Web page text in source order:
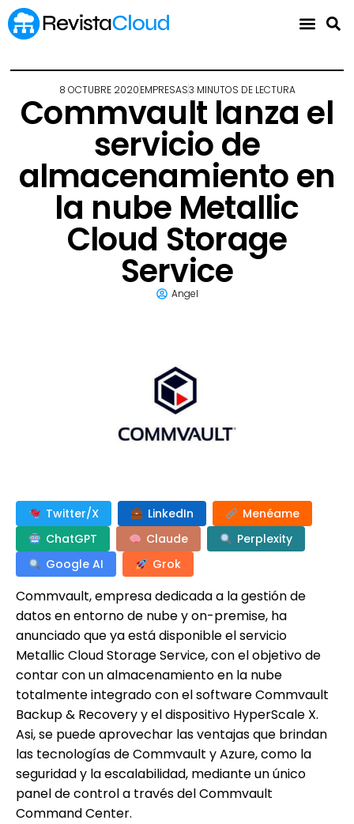
8 OCTUBRE 2020EMPRESAS3 MINUTOS DE LECTURA
Commvault lanza el
servicio de
almacenamiento en
la nube Metallic
Cloud Storage
Service
Angel
Twitter/X LinkedIn
Menéame
ChatGPT
Claude
Perplexity
Google AI
Grok
Commvault, empresa dedicada a la gestión de
datos en entorno de nube y on-premise, ha
anunciado que ya está disponible el servicio
Metallic Cloud Storage Service, con el objetivo de
contar con un almacenamiento en la nube
totalmente integrado con el software Commvault
Backup & Recovery y el dispositivo HyperScale X.
Asi, se puede aprovechar las ventajas que brindan
las tecnologías de Commvault y Azure, como la
seguridad y la escalabilidad, mediante un único
panel de control a través delCommvault
Command Center.